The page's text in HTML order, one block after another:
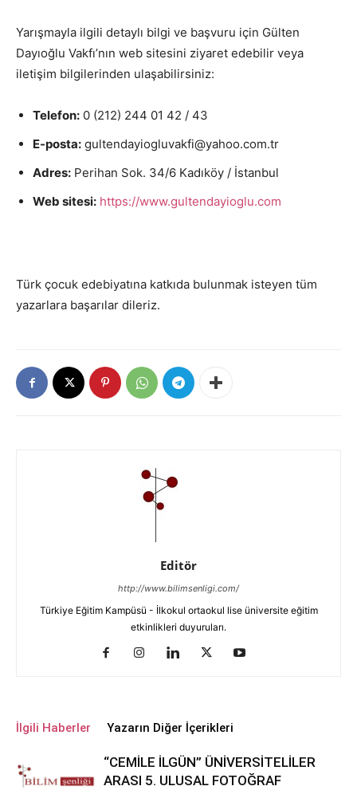
Yarışmayla ilgili detaylı bilgi ve başvuru için Gülten
Dayıoğlu Vakfı’nın web sitesini ziyaret edebilir veya
iletişim bilgilerinden ulaşabilirsiniz:
Telefon: 0 (212) 244 01 42 / 43
E-posta: gultendayiogluvakfi@yahoo.com.tr
Adres: Perihan Sok. 34/6 Kadıköy / İstanbul
Web sitesi: https://www.gultendayioglu.com
Türk çocuk edebiyatına katkıda bulunmak isteyen tüm
yazarlara başarılar dileriz.
Editör
http://www.bilimsenligi.com/
Türkiye Eğitim Kampüsü - İlkokul ortaokul lise üniversite eğitim
etkinlikleri duyuruları.
İlgili Haberler Yazarın Diğer İçerikleri
“CEMİLE İLGÜN” ÜNİVERSİTELİLER
ARASI 5. ULUSAL FOTOĞRAF